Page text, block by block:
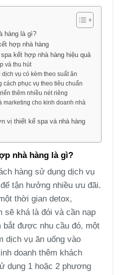
hàng là gì?
hợp nhà hàng
spa kết hợp nhà hàng hiệu quả
và thu hút
vụ có kèm theo suất ăn
phục vụ theo tiêu chuẩn
thêm nhiều nét riêng
marketing cho kinh doanh nhà
vị thiết kế spa và nhà hàng
nhà hàng là gì?
hàng sử dụng dịch vụ
tận hưởng nhiều ưu đãi.
thời gian detox,
sẽ khá là đói và cần nạp
được nhu cầu đó, một
dịch vụ ăn uống vào
doanh thêm khách
dụng 1 hoặc 2 phương